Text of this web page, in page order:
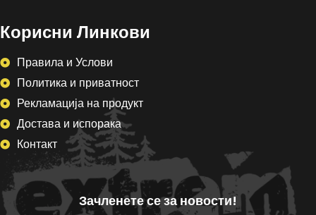
Корисни Линкови
Правила и Услови
Политика и приватност
Рекламација на продукт
Достава и испорака
Контакт
Зачленете се за новости!